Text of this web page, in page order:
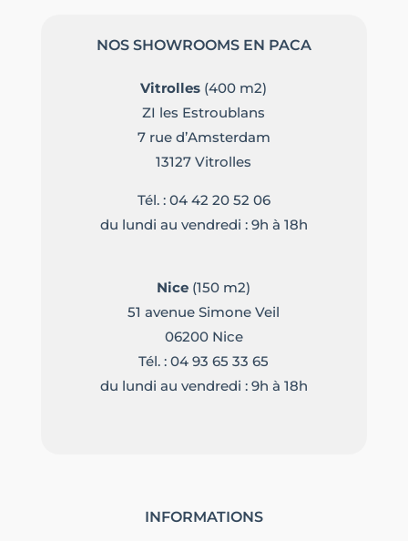
NOS SHOWROOMS EN PACA
Vitrolles (400 m2)
ZI les Estroublans
7 rue d’Amsterdam
13127 Vitrolles
Tél. : 04 42 20 52 06
du lundi au vendredi : 9h à 18h
Nice (150 m2)
51 avenue Simone Veil
06200 Nice
Tél. :04 93 65 33 65
du lundi au vendredi : 9h à 18h
INFORMATIONS